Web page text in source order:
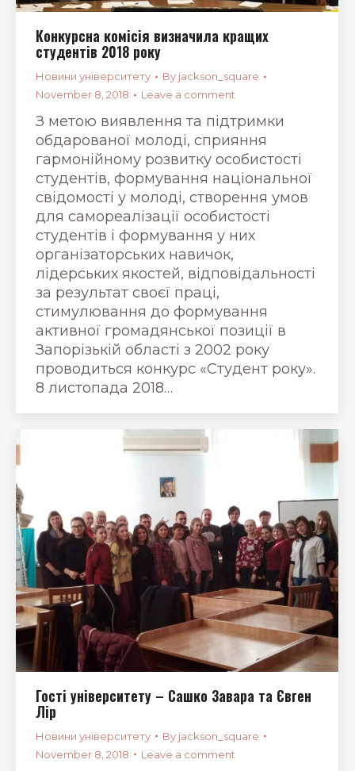
Конкурсна комісія визначила кращих
студентів 2018 року
Новини університету By jackson_square
November 8, 2018
Leave a comment
З метою виявлення та підтримки
обдарованої молоді, сприяння
гармонійному розвитку особистості
студентів, формування національної
свідомості у молоді, створення умов
для самореалізації особистості
студентів і формування у них
організаторських навичок,
лідерських якостей, відповідальності
за результат своєї праці,
стимулювання до формування
активної громадянської позиції в
Запорізькій області з 2002 року
проводиться конкурс «Студент року».
8 листопада 2018…
Гості університету – Сашко Завара та Євген
Лір
Новини університету By jackson_square
November 8, 2018
Leave a comment